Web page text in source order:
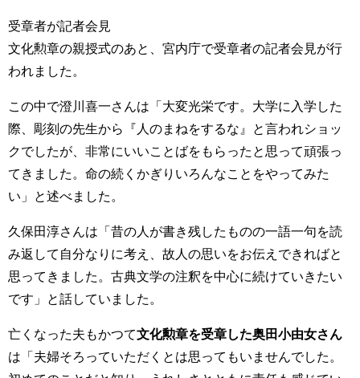
受章者が記者会見
文化勲章の親授式のあと、宮内庁で受章者の記者会見が行
われました。
この中で澄川喜一さんは「大変光栄です。大学に入学した
際、彫刻の先生から『人のまねをするな』と言われショッ
クでしたが、非常にいいことばをもらったと思って頑張っ
てきました。命の続くかぎりいろんなことをやってみた
い」と述べました。
久保田淳さんは「昔の人が書き残したものの一語一句を読
み返して自分なりに考え、故人の思いをお伝えできればと
思ってきました。古典文学の注釈を中心に続けていきたい
です」と話していました。
亡くなった夫もかつて文化勲章を受章した奥田小由女さん
は「夫婦そろっていただくとは思ってもいませんでした。